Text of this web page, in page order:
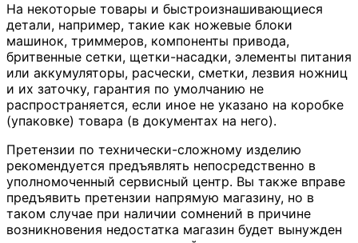
На некоторые товары и быстроизнашивающиеся
детали, например, такие как ножевые блоки
машинок, триммеров, компоненты привода,
бритвенные сетки, щетки-насадки, элементы питания
или аккумуляторы, расчески, сметки, лезвия ножниц
и их заточку, гарантия по умолчанию не
распространяется, если иное не указано на коробке
(упаковке) товара (в документах на него).
Претензии по технически-сложному изделию
рекомендуется предъявлять непосредственно в
уполномоченный сервисный центр. Вы также вправе
предъявить претензии напрямую магазину, но в
таком случае при наличии сомнений в причине
возникновения недостатка магазин будет вынужден